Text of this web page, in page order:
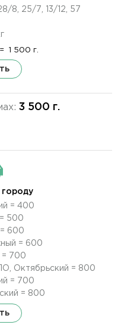
8, 25/7, 13/12, 57
= 1 500 г.
3 500 г.
= 400
500
600
= 600
= 700
Октябрьский = 800
= 700
= 800